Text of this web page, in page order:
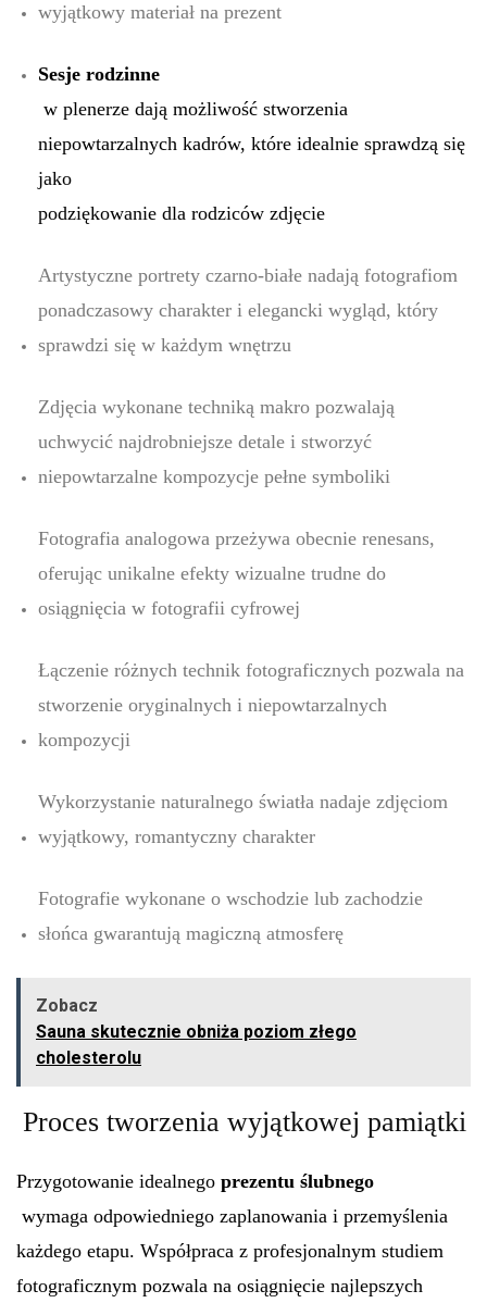
wyjątkowy materiał na prezent
Sesje rodzinne
w plenerze dają możliwość stworzenia
niepowtarzalnych kadrów, które idealnie sprawdzą się
jako
podziękowanie dla rodziców zdjęcie
Artystyczne portrety czarno-białe nadają fotografiom
ponadczasowy charakter i elegancki wygląd, który
sprawdzi się w każdym wnętrzu
Zdjęcia wykonane techniką makro pozwalają
uchwycić najdrobniejsze detale i stworzyć
niepowtarzalne kompozycje pełne symboliki
Fotografia analogowa przeżywa obecnie renesans,
oferując unikalne efekty wizualne trudne do
osiągnięcia w fotografii cyfrowej
Łączenie różnych technik fotograficznych pozwala na
stworzenie oryginalnych i niepowtarzalnych
kompozycji
Wykorzystanie naturalnego światła nadaje zdjęciom
wyjątkowy, romantyczny charakter
Fotografie wykonane o wschodzie lub zachodzie
słońca gwarantują magiczną atmosferę
Zobacz
Sauna skutecznie obniża poziom złego
cholesterolu
Proces tworzenia wyjątkowej pamiątki
Przygotowanie idealnego prezentu ślubnego
wymaga odpowiedniego zaplanowania i przemyślenia
każdego etapu. Współpraca z profesjonalnym studiem
fotograficznym pozwala na osiągnięcie najlepszych